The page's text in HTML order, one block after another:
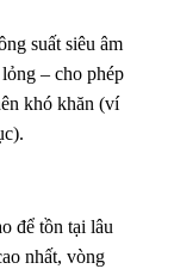
suất siêu âm
– cho phép
khó khăn (ví
để tồn tại lâu
nhất, vòng